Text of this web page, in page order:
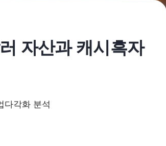
자산과 캐시흑자
다각화 분석